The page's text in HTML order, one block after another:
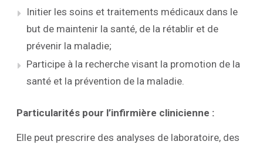
Initier les soins et traitements médicaux dans le
but de maintenir la santé, de la rétablir et de
prévenir la maladie;
Participe à la recherche visant la promotion de la
santé et la prévention de la maladie.
Particularités pour l’infirmière clinicienne :
Elle peut prescrire des analyses de laboratoire, des